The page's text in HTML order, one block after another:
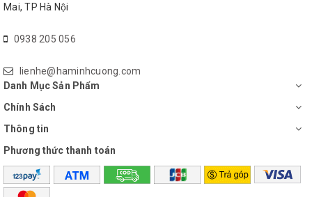
Mai, TP Hà Nội
0938 205 056
lienhe@haminhcuong.com
Danh Mục Sản Phẩm
Chính Sách
Thông tin
Phương thức thanh toán